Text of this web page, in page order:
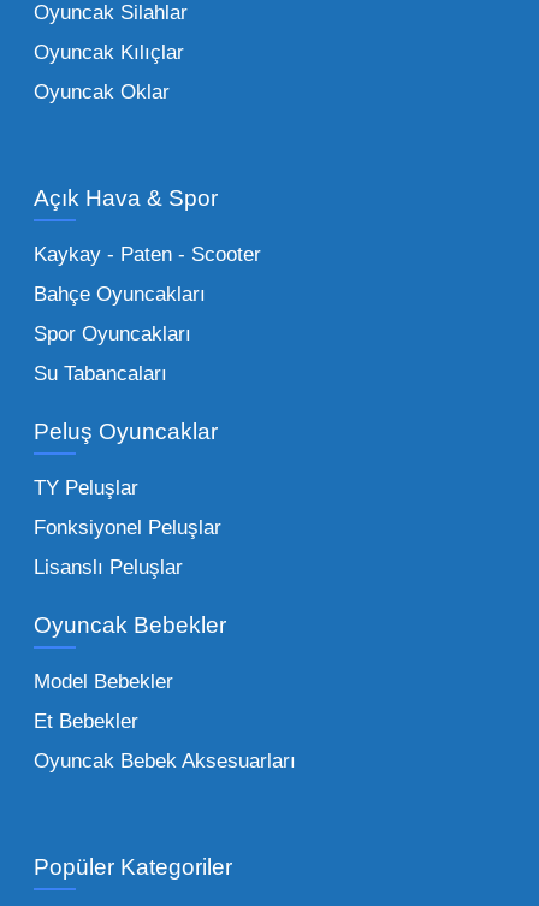
ebeveynlerin son yıllarda en çok satın aldığı
ürün grupları arasında yer almaktadır.
Oyuncak Araçlar:
stok imkanımızla sunulmaktadır.
Küçük Oyuncaklar:
sağlayan toptan küçük oyuncaklar, bakkallar,
Bu kategorideki küçük oyuncaklar toptan
alımlarda çok düşük maliyetlerle yüksek
adetli stok yapmanıza olanak tanır. Özellikle
sürpriz paketler ve figürler, çocukların
harçlıklarıyla kolayca alabildiği ürünlerdir.
Çocuk Oyuncakları Toptan Seçenekleri:
Bebeklik döneminden ergenliğe kadar geniş
toptan tedariği yaparken, piyasadaki en son
figürlerden geleneksel oyun setlerine kadar
her şeyi portföyümüzde bulabilirsiniz.
İşletmeler için toptan oyuncak satış ve alımı
Oyuncak Silahlar
Oyuncak Kılıçlar
Oyuncak Oklar
Açık Hava & Spor
Kaykay - Paten - Scooter
Bahçe Oyuncakları
Spor Oyuncakları
Su Tabancaları
Peluş Oyuncaklar
TY Peluşlar
Fonksiyonel Peluşlar
Lisanslı Peluşlar
Oyuncak Bebekler
Model Bebekler
Et Bebekler
Oyuncak Bebek Aksesuarları
Popüler Kategoriler